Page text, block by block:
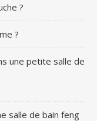
?
?
une petite salle de
salle de bain feng